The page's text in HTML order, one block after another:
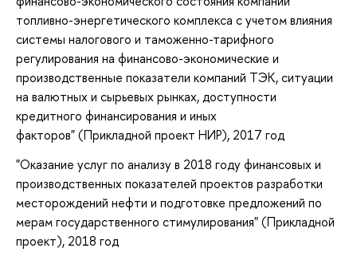
топливно-энергетического комплекса с учетом влияния
системы налогового и таможенно-тарифного
регулирования на финансово-экономические и
производственные показатели компаний ТЭК, ситуации
на валютных и сырьевых рынках, доступности
кредитного финансирования и иных
факторов" (Прикладной проект НИР), 2017 год
"Оказание услуг по анализу в 2018 году финансовых и
производственных показателей проектов разработки
месторождений нефти и подготовке предложений по
мерам государственного стимулирования" (Прикладной
проект), 2018 год